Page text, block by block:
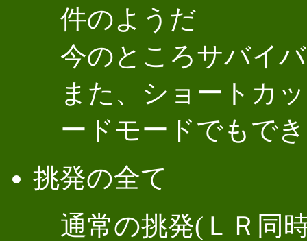
件のようだ
今のところサバイ
また、ショートカ
ードモードでもで
挑発の全て
通常の挑発(ＬＲ同